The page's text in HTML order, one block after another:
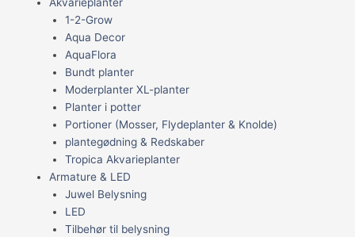
Akvarieplanter
1-2-Grow
Aqua Decor
AquaFlora
Bundt planter
Moderplanter XL-planter
Planter i potter
Portioner (Mosser, Flydeplanter & Knolde)
plantegødning & Redskaber
Tropica Akvarieplanter
Armature & LED
Juwel Belysning
LED
Tilbehør til belysning